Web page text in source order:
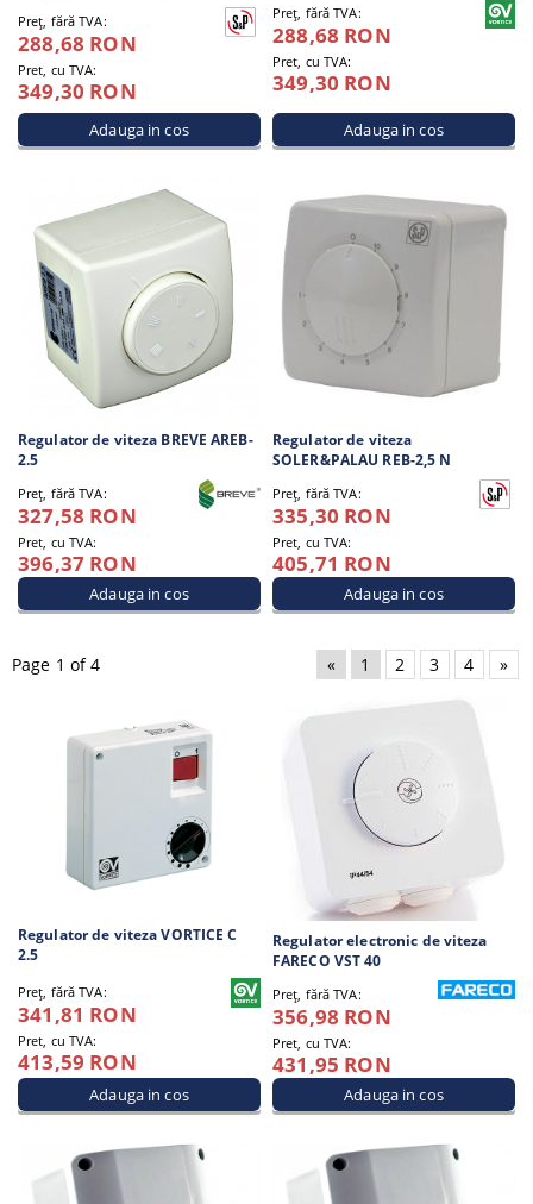
Preţ, fără TVA:
288,68 RON
Pret, cu TVA:
349,30 RON
Preţ, fără TVA:
288,68 RON
Pret, cu TVA:
349,30 RON
Regulator de viteza BREVE AREB-
2.5
Preţ, fără TVA:
327,58 RON
Pret, cu TVA:
396,37 RON
Regulator de viteza
SOLER&PALAU REB-2,5 N
Preţ, fără TVA:
335,30 RON
Pret, cu TVA:
405,71 RON
Page 1 of 4 « 1 2 3 4 »
Regulator de viteza VORTICE C
2.5
Preţ, fără TVA:
341,81 RON
Pret, cu TVA:
413,59 RON
Regulator electronic de viteza
FARECO VST 40
Preţ, fără TVA:
356,98 RON
Pret, cu TVA:
431,95 RON